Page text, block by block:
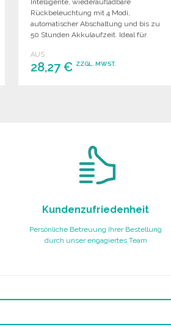
Rückbeleuchtung mit 4 Modi,
automatischer Abschaltung und bis zu
50 Stunden Akkulaufzeit. Ideal für
AUS
28,27 € ZZGL. MWST.
Kundenzufriedenheit
Persönliche Betreuung Ihrer Bestellung
durch unser engagiertes Team